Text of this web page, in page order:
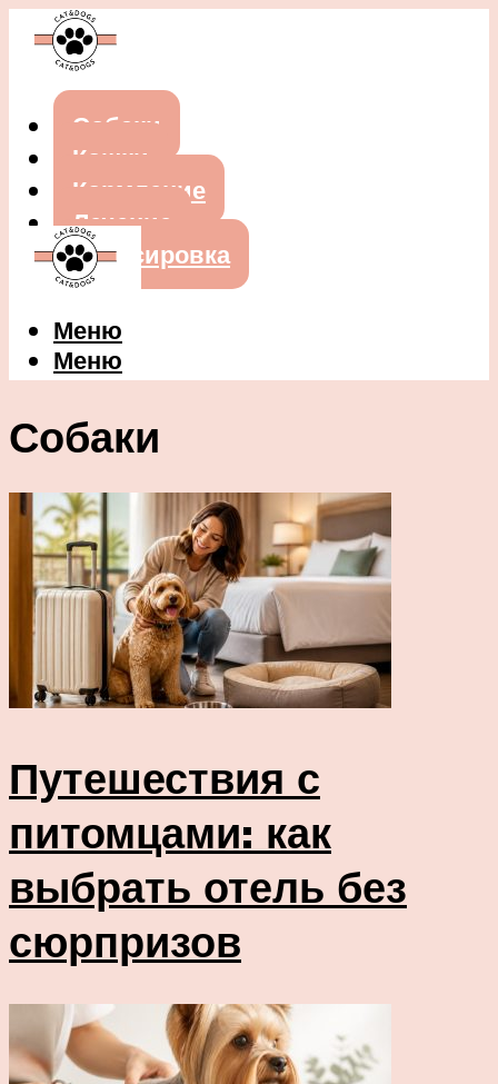
Собаки
Кошки
Кормление
Лечение
Дрессировка
Меню
Меню
Собаки
Путешествия с
питомцами: как
выбрать отель без
сюрпризов